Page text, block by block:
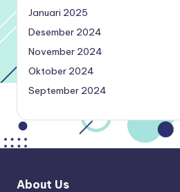
Januari 2025
Desember 2024
November 2024
Oktober 2024
September 2024
About Us